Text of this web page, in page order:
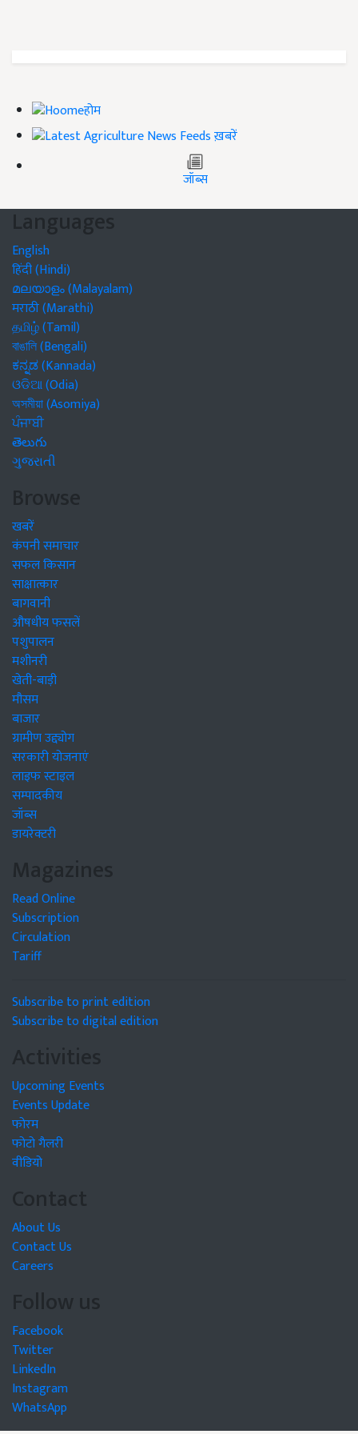
होम
ख़बरें
जॉब्स
Languages
English
हिंदी (Hindi)
മലയാളം (Malayalam)
मराठी (Marathi)
தமிழ் (Tamil)
বাঙালি (Bengali)
ಕನ್ನಡ (Kannada)
ଓଡିଆ (Odia)
অসমীয়া (Asomiya)
ਪੰਜਾਬੀ
తెలుగు
ગુજરાતી
Browse
खबरें
कंपनी समाचार
सफल किसान
साक्षात्कार
बागवानी
औषधीय फसलें
पशुपालन
मशीनरी
खेती-बाड़ी
मौसम
बाजार
ग्रामीण उद्द्योग
सरकारी योजनाएं
लाइफ स्टाइल
सम्पादकीय
जॉब्स
डायरेक्टरी
Magazines
Read Online
Subscription
Circulation
Tariff
Subscribe to print edition
Subscribe to digital edition
Activities
Upcoming Events
Events Update
फोरम
फोटो गैलरी
वीडियो
Contact
About Us
Contact Us
Careers
Follow us
Facebook
Twitter
LinkedIn
Instagram
WhatsApp